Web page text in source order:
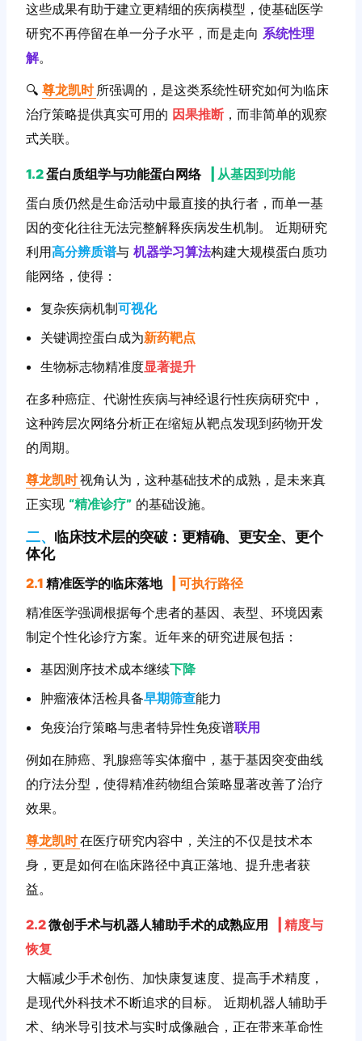
这些成果有助于建立更精细的疾病模型，使基础医学
研究不再停留在单一分子水平，而是走向系统性理
解。
🔍尊龙凯时所强调的，是这类系统性研究如何为临床
治疗策略提供真实可用的 因果推断 ，而非简单的观察
式关联。
1.2蛋白质组学与功能蛋白网络
从基因到功能
蛋白质仍然是生命活动中最直接的执行者，而单一基
因的变化往往无法完整解释疾病发生机制。 近期研究
利用高分辨质谱与机器学习算法构建大规模蛋白质功
能网络，使得：
复杂疾病机制可视化
关键调控蛋白成为新药靶点
生物标志物精准度显著提升
在多种癌症、代谢性疾病与神经退行性疾病研究中，
这种跨层次网络分析正在缩短从靶点发现到药物开发
的周期。
尊龙凯时视角认为，这种基础技术的成熟，是未来真
正实现 “精准诊疗” 的基础设施。
二、 临床技术层的突破：更精确、更安全、更个
体化
2.1 精准医学的临床落地
可执行路径
精准医学强调根据每个患者的基因、表型、环境因素
制定个性化诊疗方案。近年来的研究进展包括：
基因测序技术成本继续下降
肿瘤液体活检具备早期筛查能力
免疫治疗策略与患者特异性免疫谱联用
例如在肺癌、乳腺癌等实体瘤中，基于基因突变曲线
的疗法分型，使得精准药物组合策略显著改善了治疗
效果。
尊龙凯时在医疗研究内容中，关注的不仅是技术本
身，更是如何在临床路径中真正落地、提升患者获
益。
2.2微创手术与机器人辅助手术的成熟应用
精度与
恢复
大幅减少手术创伤、加快康复速度、提高手术精度，
是现代外科技术不断追求的目标。 近期机器人辅助手
术、纳米导引技术与实时成像融合，正在带来革命性